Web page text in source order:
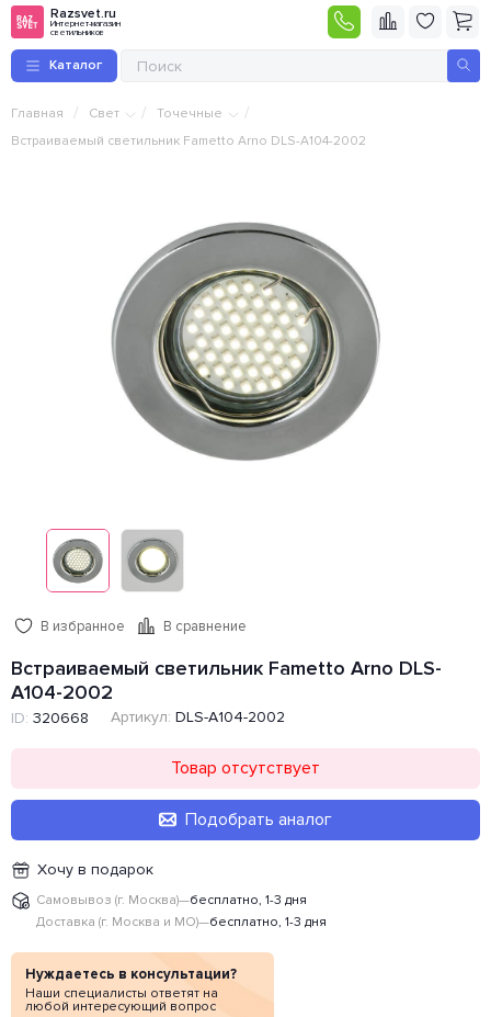
Razsvet.ru
Интернет-магазин
светильников
Каталог
Главная / Свет / Точечные /
Встраиваемый светильник Fametto Arno DLS-A104-2002
В избранное В сравнение
Встраиваемый светильник Fametto Arno DLS-
A104-2002
ID: 320668 Артикул: DLS-A104-2002
Товар отсутствует
Подобрать аналог
Хочу в подарок
Самовывоз (г. Москва)—бесплатно, 1-3 дня
Доставка (г. Москва и МО)—бесплатно, 1-3 дня
Нуждаетесь в консультации?
Наши специалисты ответят на
любой интересующий вопрос